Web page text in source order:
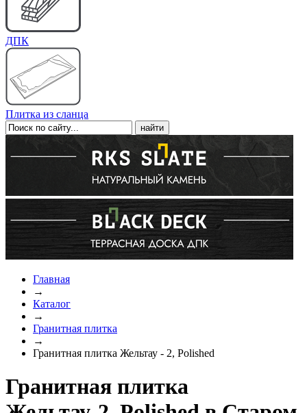
ДПК
Плитка из сланца
Главная
→
Каталог
→
Гранитная плитка
→
Гранитная плитка Жельтау - 2, Polished
Гранитная плитка